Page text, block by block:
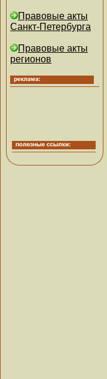
Правовые акты
Санкт-Петербурга
Правовые акты
регионов